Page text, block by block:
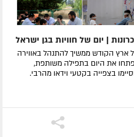
| יום של חוויות בגן ישראל
ארץ הקודש ממשיך להתנהל באווירה
פתחו את היום בתפילה משותפת,
בצפייה בקטעי וידאו מהרבי.